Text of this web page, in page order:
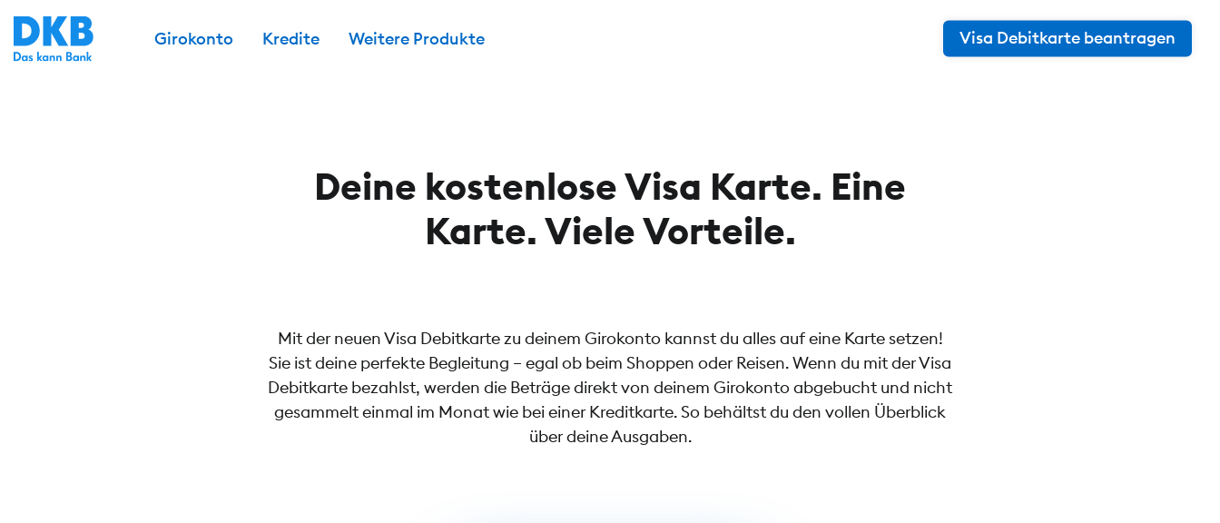
Girokonto Kredite Weitere Produkte Visa Debitkarte beantragen
Deine kostenlose Visa Karte. Eine
Karte. Viele Vorteile.
Mit der neuen Visa Debitkarte zu deinem Girokonto kannst du alles auf eine Karte setzen!
Sie ist deine perfekte Begleitung – egal ob beim Shoppen oder Reisen. Wenn du mit der Visa
Debitkarte bezahlst, werden die Beträge direkt von deinem Girokonto abgebucht und nicht
gesammelt einmal im Monat wie bei einer Kreditkarte. So behältst du den vollen Überblick
über deine Ausgaben.